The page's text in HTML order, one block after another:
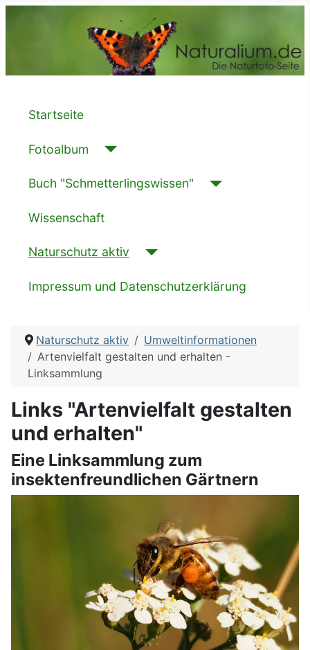
Startseite
Fotoalbum
Buch "Schmetterlingswissen"
Wissenschaft
Naturschutz aktiv
Impressum und Datenschutzerklärung
Naturschutz aktiv
Umweltinformationen
Artenvielfalt gestalten und erhalten -
Linksammlung
Links "Artenvielfalt gestalten
und erhalten"
Eine Linksammlung zum
insektenfreundlichen Gärtnern